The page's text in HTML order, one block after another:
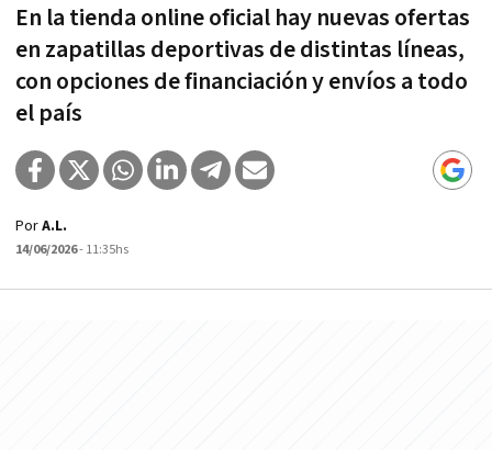
En la tienda online oficial hay nuevas ofertas
en zapatillas deportivas de distintas líneas,
con opciones de financiación y envíos a todo
el país
PorA.L.
14/06/2026- 11:35hs